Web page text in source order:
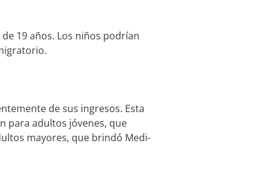
19 años. Los niños podrían
de sus ingresos. Esta
para adultos jóvenes, que
mayores, que brindó Medi-